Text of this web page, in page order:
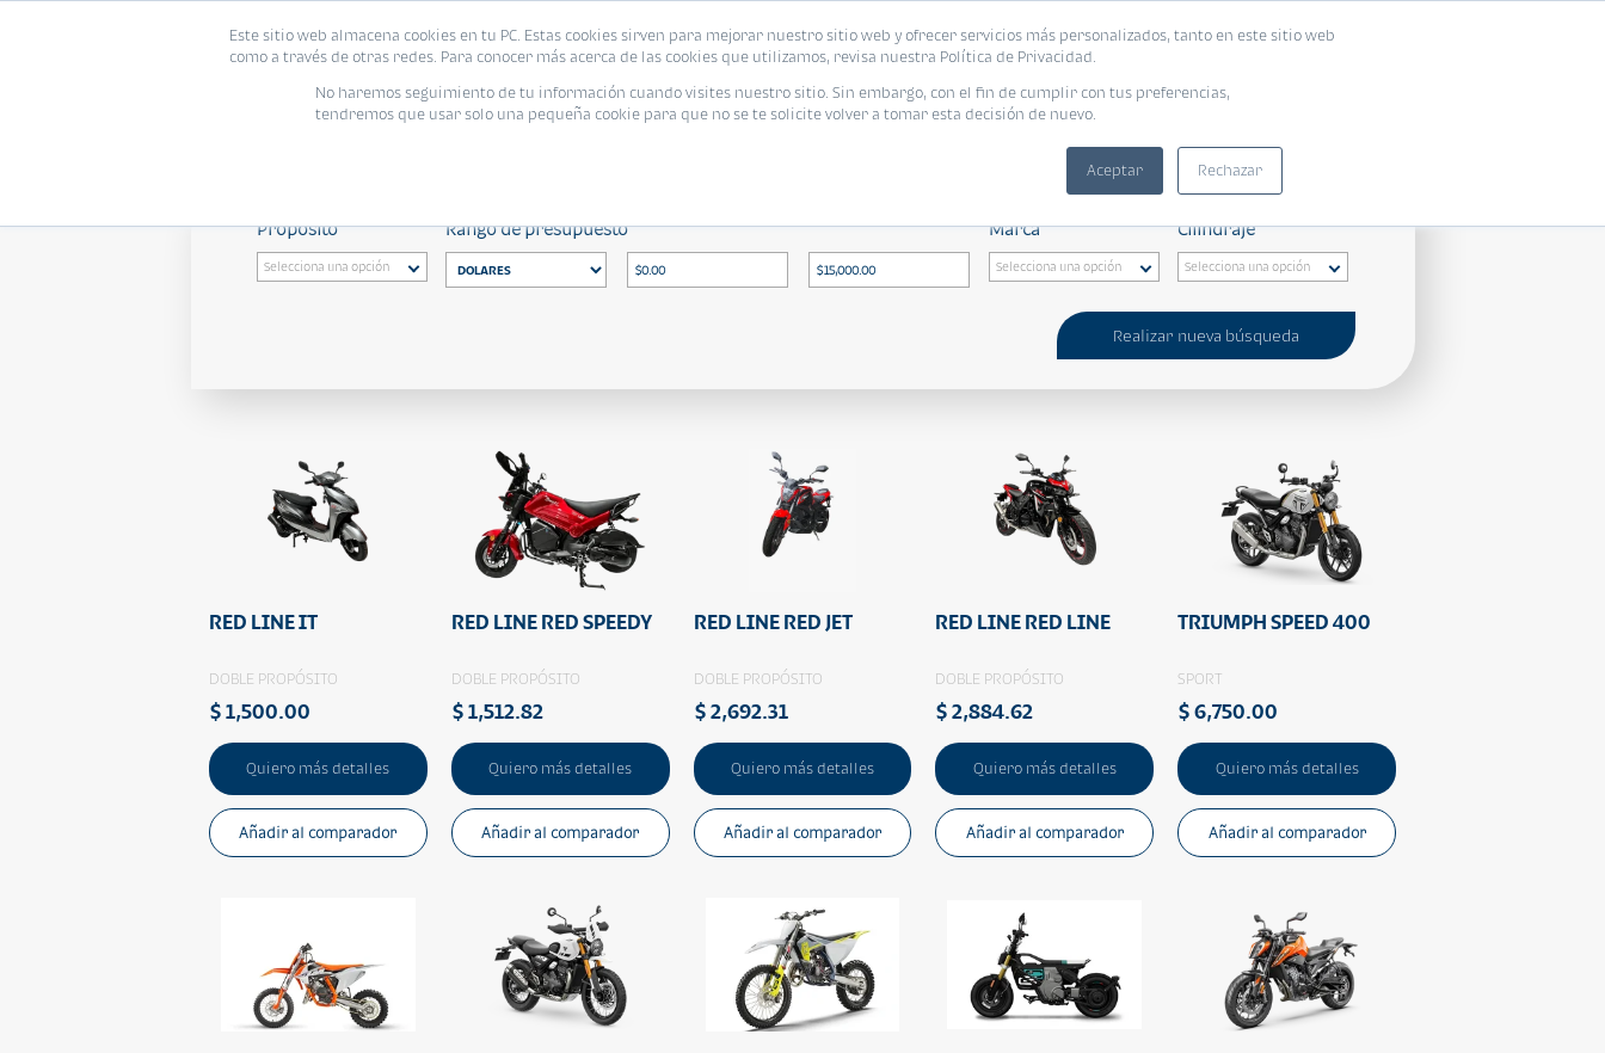
Este sitio web almacena cookies en tu PC. Estas cookies sirven para mejorar nuestro sitio web y ofrecer servicios más personalizados, tanto en este sitio web
como a través de otras redes. Para conocer más acerca de las cookies que utilizamos, revisa nuestra Política de Privacidad.
No haremos seguimiento de tu información cuando visites nuestro sitio. Sin embargo, con el fin de cumplir con tus preferencias,
tendremos que usar solo una pequeña cookie para que no se te solicite volver a tomar esta decisión de nuevo.
Aceptar Rechazar
/ Dolares $0.00 a $15,000.00/ Todas/ Todos
Propósito Rango de presupuesto Marca Cilindraje
Realizar nueva búsqueda
RED LINE IT
DOBLE PROPÓSITO
$ 1,500.00
Quiero más detalles
Añadir al comparador
RED LINE RED SPEEDY
DOBLE PROPÓSITO
$ 1,512.82
Quiero más detalles
Añadir al comparador
RED LINE RED JET
DOBLE PROPÓSITO
$ 2,692.31
Quiero más detalles
Añadir al comparador
RED LINE RED LINE
DOBLE PROPÓSITO
$ 2,884.62
Quiero más detalles
Añadir al comparador
TRIUMPH SPEED 400
SPORT
$ 6,750.00
Quiero más detalles
Añadir al comparador